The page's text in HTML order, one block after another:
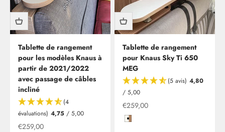
Tablette de rangement
pour les modèles Knaus à
partir de 2021/2022
avec passage de câbles
incliné
(4
évaluations) 4,75 / 5,00
Offre à partir de
€259,00
Tablette de rangement
pour Knaus Sky Ti 650
MEG
(5 avis) 4,80
/ 5,00
Offre à partir de
€259,00
Hochglanzweiß mit Kante in
Clesana C1 - toilettes sans eau, installation comprise
En tant que nouveau partenaire de Clesana, nous vous
offrons dès maintenant la possibilité de faire installer vos
toilettes sans eau chez nous à Leverkusen.